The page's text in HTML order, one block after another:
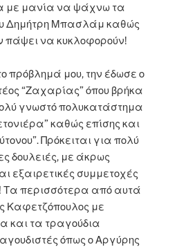
με μανία να ψάχνω τα
Δημήτρη Μπασλάμ καθώς
πάψει να κυκλοφορούν!
πρόβλημά μου, την έδωσε ο
“Ζαχαρίας” όπου βρήκα
γνωστό πολυκατάστημα
καθώς επίσης και
Πρόκειται για πολύ
δουλειές, με άκρως
εξαιρετικές συμμετοχές
περισσότερα από αυτά
Καφετζόπουλος με
και τα τραγούδια
όπως ο Αργύρης